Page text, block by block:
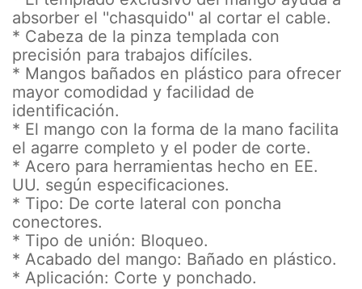
absorber el ''chasquido'' al cortar el cable.
* Cabeza de la pinza templada con
precisión para trabajos difíciles.
* Mangos bañados en plástico para ofrecer
mayor comodidad y facilidad de
identificación.
* El mango con la forma de la mano facilita
el agarre completo y el poder de corte.
* Acero para herramientas hecho en EE.
UU. según especificaciones.
* Tipo: De corte lateral con poncha
conectores.
* Tipo de unión: Bloqueo.
* Acabado del mango: Bañado en plástico.
* Aplicación: Corte y ponchado.